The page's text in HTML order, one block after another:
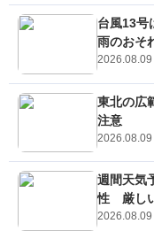
台風13
雨のおそ
2026.08.09
東北の広
注意
週間天気
性 厳し
2026.08.09